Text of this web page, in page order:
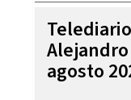
agosto